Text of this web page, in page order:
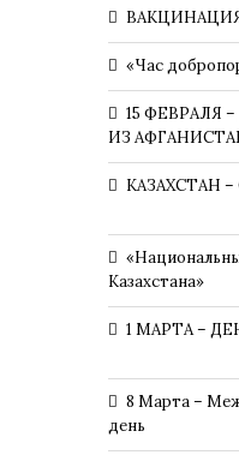
«Час
15 ФЕВРАЛЯ
ИЗ
КАЗАХСТАН
Казахстана»
1 МАРТА –
8 Марта –
день